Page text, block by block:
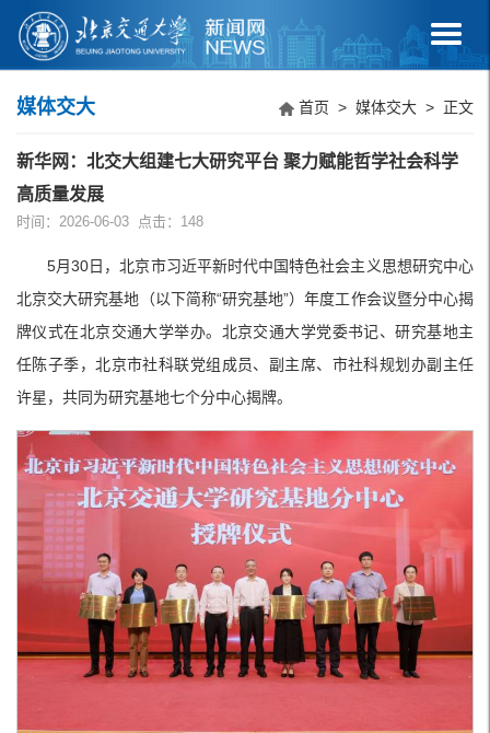
媒体交大 首页 > 媒体交大 > 正文
新华网：北交大组建七大研究平台 聚力赋能哲学社会科学
高质量发展
时间：2026-06-03 点击： 148
5月30日，北京市习近平新时代中国特色社会主义思想研究中心
北京交大研究基地（以下简称“研究基地”）年度工作会议暨分中心揭
牌仪式在北京交通大学举办。北京交通大学党委书记、研究基地主
任陈子季，北京市社科联党组成员、副主席、市社科规划办副主任
许星，共同为研究基地七个分中心揭牌。